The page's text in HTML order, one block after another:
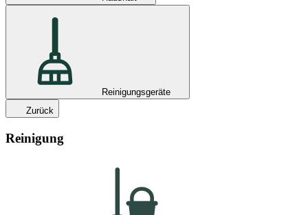
Reinigungsgeräte
Zurück
Reinigung